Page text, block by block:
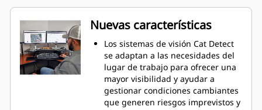
Nuevas características
Los sistemas de visión Cat Detect
se adaptan a las necesidades del
lugar de trabajo para ofrecer una
mayor visibilidad y ayudar a
gestionar condiciones cambiantes
que generen riesgos imprevistos y